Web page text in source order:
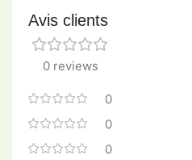
Avis clients
0 reviews
0
0
0